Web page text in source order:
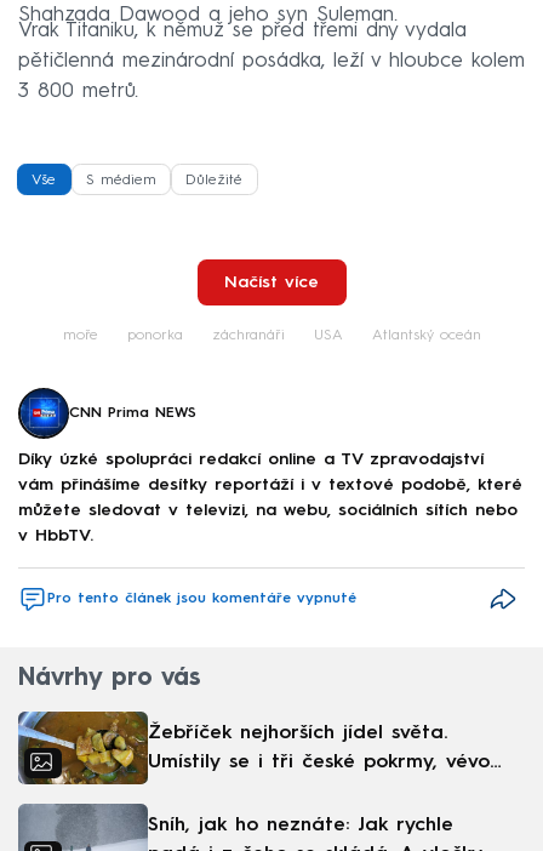
Shahzada Dawood a jeho syn Suleman.
Vrak Titaniku, k němuž se před třemi dny vydala
pětičlenná mezinárodní posádka, leží v hloubce kolem
3 800 metrů.
Vše S médiem Důležité
Načíst více
moře ponorka záchranáři USA Atlantský oceán
CNN Prima NEWS
Díky úzké spolupráci redakcí online a TV zpravodajství
vám přinášíme desítky reportáží i v textové podobě, které
můžete sledovat v televizi, na webu, sociálních sítích nebo
v HbbTV.
Pro tento článek jsou komentáře vypnuté
Návrhy pro vás
Žebříček nejhorších jídel světa.
Umístily se i tři české pokrmy, vévodí
Sníh, jak ho neznáte: Jak rychle